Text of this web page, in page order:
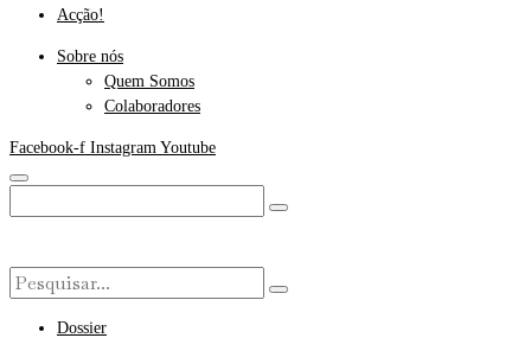
Acção!
Sobre nós
Quem Somos
Colaboradores
Facebook-f Instagram Youtube
Dossier